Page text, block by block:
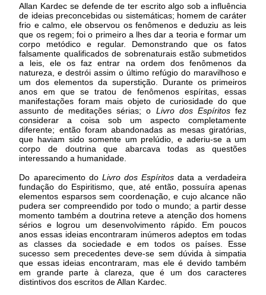
Allan Kardec se defende de ter escrito algo sob a influência
de ideias preconcebidas ou sistemáticas; homem de caráter
frio e calmo, ele observou os fenômenos e deduziu as leis
que os regem; foi o primeiro a lhes dar a teoria e formar um
corpo metódico e regular. Demonstrando que os fatos
falsamente qualificados de sobrenaturais estão submetidos
a leis, ele os faz entrar na ordem dos fenômenos da
natureza, e destrói assim o último refúgio do maravilhoso e
um dos elementos da superstição. Durante os primeiros
anos em que se tratou de fenômenos espíritas, essas
manifestações foram mais objeto de curiosidade do que
assunto de meditações sérias; o Livro dos Espíritosfez
considerar a coisa sob um aspecto completamente
diferente; então foram abandonadas as mesas giratórias,
que haviam sido somente um prelúdio, e aderiu-se a um
corpo de doutrina que abarcava todas as questões
interessando a humanidade.
Do aparecimento do Livro dos Espíritosdata a verdadeira
fundação do Espiritismo, que, até então, possuíra apenas
elementos esparsos sem coordenação, e cujo alcance não
pudera ser compreendido por todo o mundo; a partir desse
momento também a doutrina reteve a atenção dos homens
sérios e logrou um desenvolvimento rápido. Em poucos
anos essas ideias encontraram inúmeros adeptos em todas
as classes da sociedade e em todos os países. Esse
sucesso sem precedentes deve-se sem dúvida à simpatia
que essas ideias encontraram, mas ele é devido também
em grande parte à clareza, que é um dos caracteres
distintivos dos escritos de Allan Kardec.